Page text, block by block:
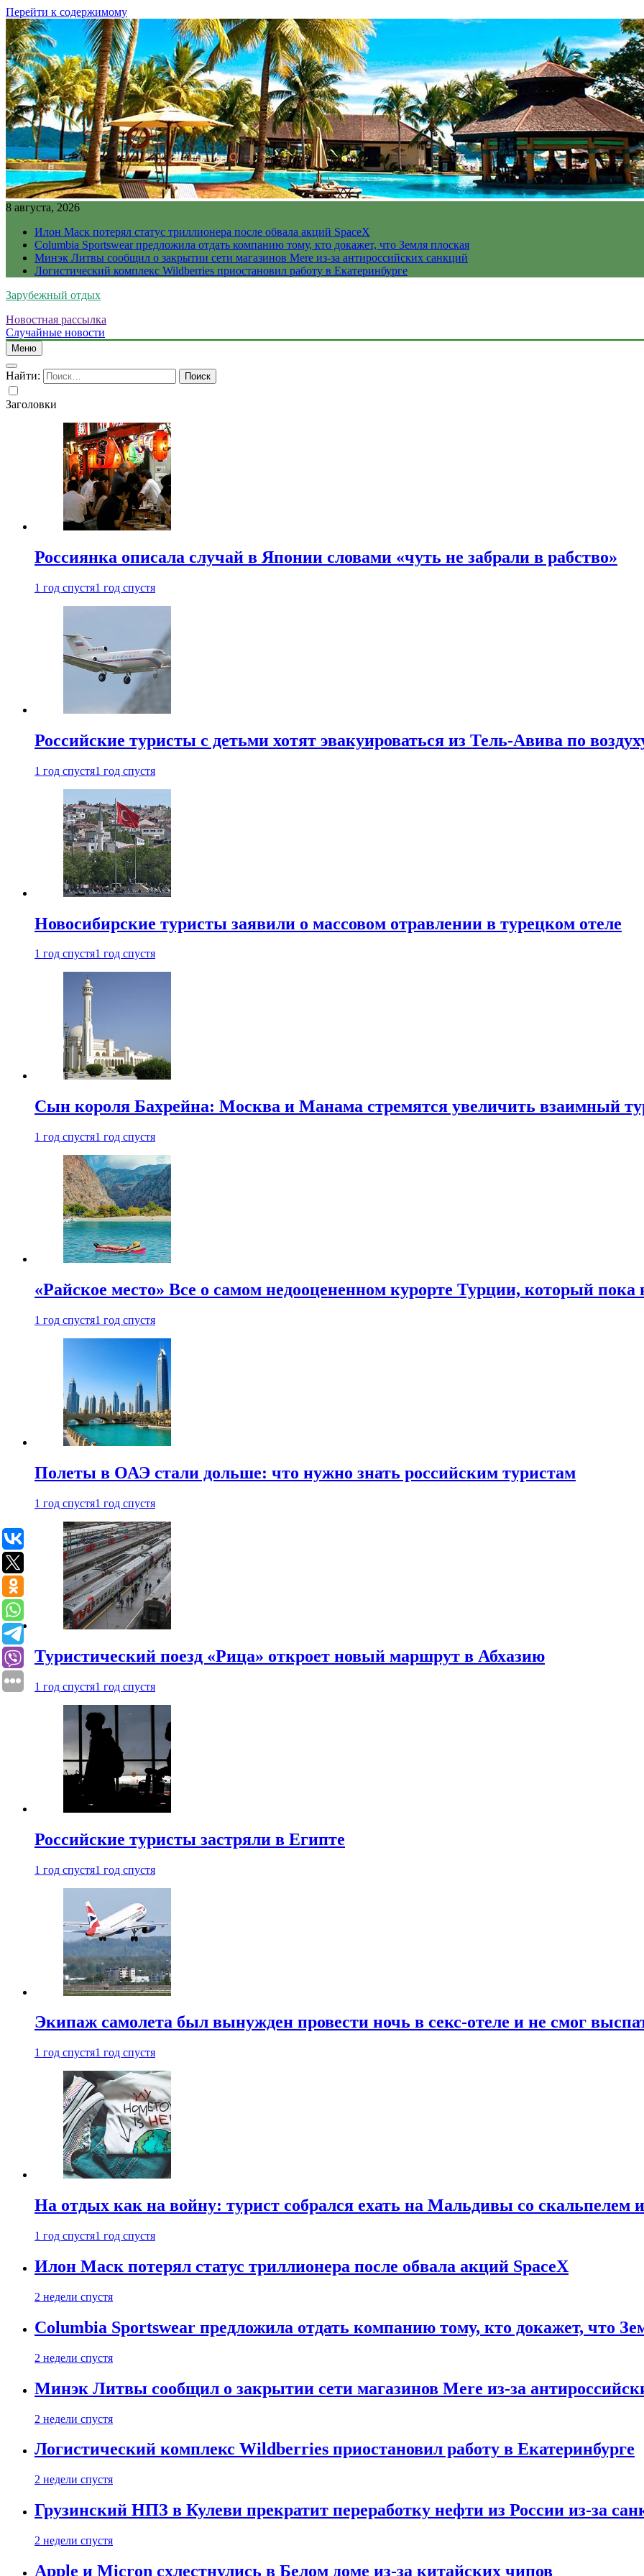
Перейти к содержимому
8 августа, 2026
Илон Маск потерял статус триллионера после обвала акций SpaceX
Columbia Sportswear предложила отдать компанию тому, кто докажет, что Земля плоская
Минэк Литвы сообщил о закрытии сети магазинов Mere из-за антироссийских санкций
Логистический комплекс Wildberries приостановил работу в Екатеринбурге
Зарубежный отдых
Новостная рассылка
Случайные новости
Меню
Найти:
Заголовки
Россиянка описала случай в Японии словами «чуть не забрали в рабство»
1 год спустя1 год спустя
Российские туристы с детьми хотят эвакуироваться из Тель-Авива по
1 год спустя1 год спустя
Новосибирские туристы заявили о массовом отравлении в турецком отеле
1 год спустя1 год спустя
Сын короля Бахрейна: Москва и Манама стремятся увеличить взаимный
1 год спустя1 год спустя
«Райское место» Все о самом недооцененном курорте Турции, который пока
1 год спустя1 год спустя
Полеты в ОАЭ стали дольше: что нужно знать российским туристам
1 год спустя1 год спустя
Туристический поезд «Рица» откроет новый маршрут в Абхазию
1 год спустя1 год спустя
Российские туристы застряли в Египте
1 год спустя1 год спустя
Экипаж самолета был вынужден провести ночь в секс-отеле и не смог
1 год спустя1 год спустя
На отдых как на войну: турист собрался ехать на Мальдивы со скальпелем
1 год спустя1 год спустя
Илон Маск потерял статус триллионера после обвала акций SpaceX
2 недели спустя
Columbia Sportswear предложила отдать компанию тому, кто докажет, что
2 недели спустя
Минэк Литвы сообщил о закрытии сети магазинов Mere из-за
2 недели спустя
Логистический комплекс Wildberries приостановил работу в Екатеринбурге
2 недели спустя
Грузинский НПЗ в Кулеви прекратит переработку нефти из России из-за
2 недели спустя
Apple и Micron схлестнулись в Белом доме из-за китайских чипов